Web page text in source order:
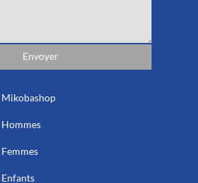
Mikobashop
Hommes
Femmes
Enfants